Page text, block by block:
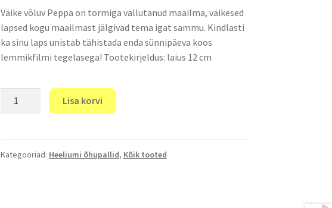
Väike võluv Peppa on tormiga vallutanud maailma, väikesed
lapsed kogu maailmast jälgivad tema igat sammu. Kindlasti
ka sinu laps unistab tähistada enda sünnipäeva koos
lemmikfilmi tegelasega! Tootekirjeldus: laius 12 cm
Lisa korvi
Kategooriad: Heeliumi õhupallid, Kõik tooted